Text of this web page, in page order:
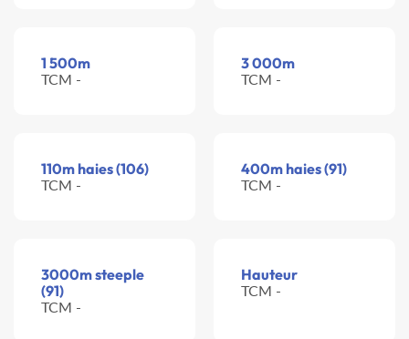
1 500m
TCM -
3 000m
TCM -
110m haies (106)
TCM -
400m haies (91)
TCM -
3000m steeple
(91)
TCM -
Hauteur
TCM -